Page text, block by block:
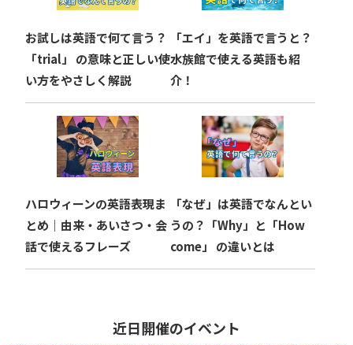
お試しは英語で何て言う？
「trial」 の意味と正しい使
い方をやさしく解説
「エイ」を英語で言うと？
水族館で使える英語も紹
介！
ハロウィーンの英語表現ま
とめ｜由来・あいさつ・会
話で使えるフレーズ
「なぜ」は英語でなんとい
うの？「Why」と「How
come」 の違いとは
近日開催のイベント